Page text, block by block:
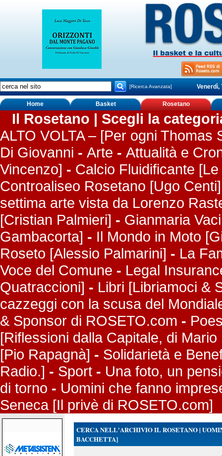
[Ricerca Avanzata] Venerdì,
Home Basket Rosetano
Il Rosetano | Scegli la
ALTO VOLTA – [Per ogni Thomas
Di Giovanni - Arte - Attualità e
Vincenzo] - Calcio Fluidificante
Controaliseo Rosetano [Ugo Centi]
settima arte vista da Lorenzo
[Cristian Palmieri] - Gianmaria
Gambacorta] - Il Mondo in Moto
Roseto [Alessio Palmarini] - La
Voce del Comune - Legal
Quatraccioni] - Libri [Libriamoci &
cazzeggi con la scusa del
& Sponsor di ROSETO.com -
[Riflessioni dalla Capitale, di Mario
[Pio Rapagnà] - Solidarietà e
Radio.] - Sport - Una foto, un
di torno - Uomini che fanno
Seneca [Il privè di ROSETO.com]
CERCA NELL'ARCHIVIO IL ROSETANO |
BACCHETTA]